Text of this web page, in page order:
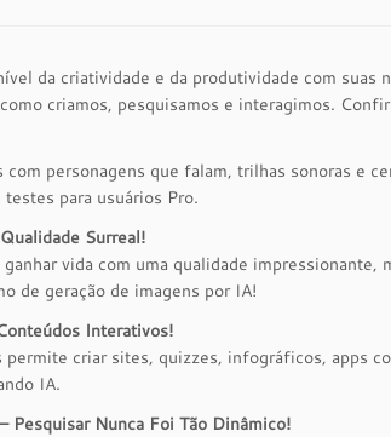
da criatividade e da produtividade com
criamos, pesquisamos e interagimos.
com personagens que falam, trilhas sonoras e
para usuários Pro.
Surreal!
vida com uma qualidade
de geração de imagens por IA!
Interativos!
permite criar sites, quizzes, infográficos, apps
IA.
Pesquisar Nunca Foi Tão Dinâmico!